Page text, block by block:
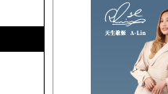
(聯播)夜貓DJ-Dennis